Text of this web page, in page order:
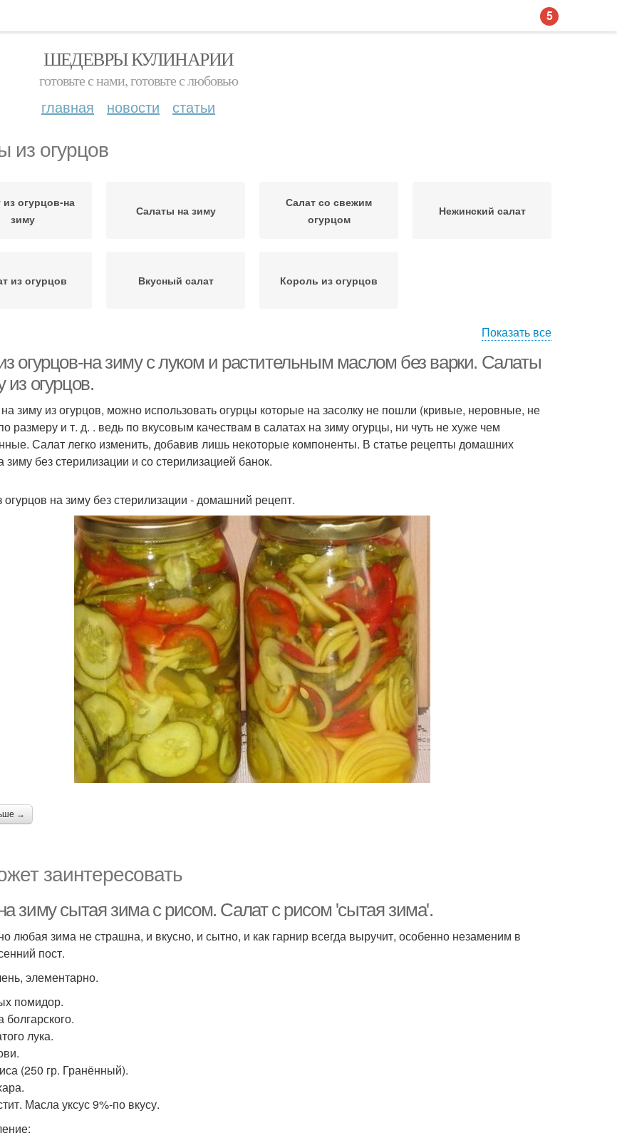
ШЕДЕВРЫ КУЛИНАРИИ
готовьте с нами, готовьте с любовью
главная новости статьи
из огурцов
из огурцов-на
зиму
Салаты на зиму
Салат со свежим
огурцом
Нежинский салат
из огурцов Вкусный салат Король из огурцов
Показать все
огурцов-на зиму с луком и растительным маслом без варки. Салаты
из огурцов.
зиму из огурцов, можно использовать огурцы которые на засолку не пошли (кривые, неровные, не
размеру и т. д. . ведь по вкусовым качествам в салатах на зиму огурцы, ни чуть не хуже чем
Салат легко изменить, добавив лишь некоторые компоненты. В статье рецепты домашних
зиму без стерилизации и со стерилизацией банок.
огурцов на зиму без стерилизации - домашний рецепт.
→
заинтересовать
зиму сытая зима с рисом. Салат с рисом 'сытая зима'.
любая зима не страшна, и вкусно, и сытно, и как гарнир всегда выручит, особенно незаменим в
пост.
элементарно.
помидор.
болгарского.
лука.
(250 гр. Гранённый).
Масла уксус 9%-по вкусу.
5